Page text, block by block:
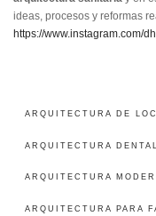
ideas, procesos y reformas
https://www.instagram.com/
ARQUITECTURA DE
ARQUITECTURA DENTAL
ARQUITECTURA
ARQUITECTURA PARA